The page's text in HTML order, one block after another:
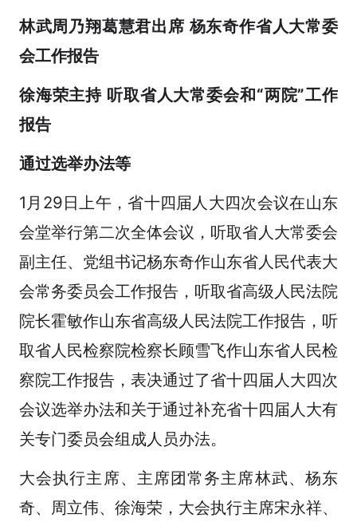
林武周乃翔葛慧君出席 杨东奇作省人大常委
会工作报告
徐海荣主持 听取省人大常委会和“两院”工作
报告
通过选举办法等
1月29日上午，省十四届人大四次会议在山东
会堂举行第二次全体会议，听取省人大常委会
副主任、党组书记杨东奇作山东省人民代表大
会常务委员会工作报告，听取省高级人民法院
院长霍敏作山东省高级人民法院工作报告，听
取省人民检察院检察长顾雪飞作山东省人民检
察院工作报告，表决通过了省十四届人大四次
会议选举办法和关于通过补充省十四届人大有
关专门委员会组成人员办法。
大会执行主席、主席团常务主席林武、杨东
奇、周立伟、徐海荣，大会执行主席宋永祥、